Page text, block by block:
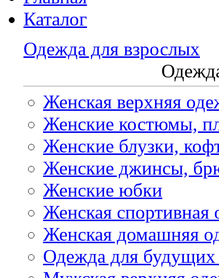
Каталог
Одежда для взрослых
Женская верхняя
Женские костюмы,
Женские блузки,
Женские джинсы,
Женские юбки
Женская спортивная
Женская домашняя
Одежда для